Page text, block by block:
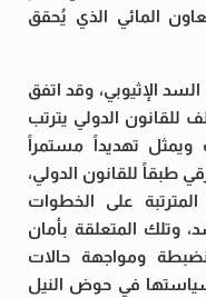
المائي الذي يُحقق
الإثيوبي، وقد اتفق
للقانون الدولي يترتب
تهديداً مستمراً
طبقاً للقانون الدولي،
على الخطوات
وتلك المتعلقة بأمان
ومواجهة حالات
سياستها في حوض النيل